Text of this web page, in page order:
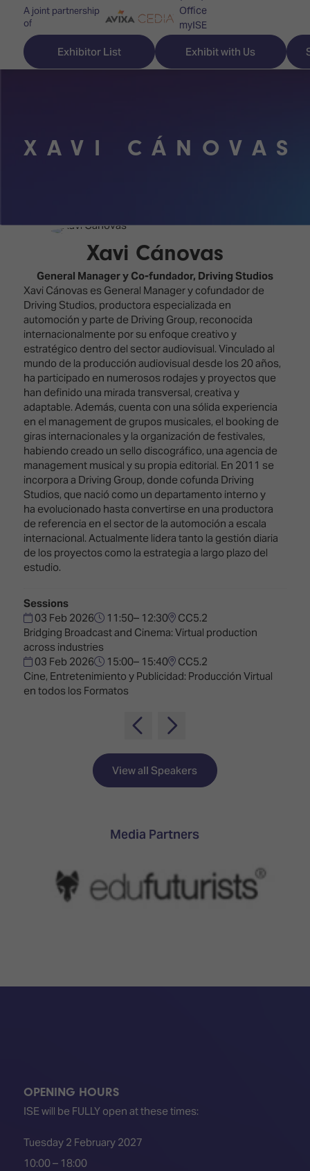
A joint partnership
of
Office
myISE
Contact Us
Exhibitor List Exhibit with Us
Discover
for
time
Audio,
Lighting
&
Staging
Broadcast
Solutions
Digital
Signage
&
DooH
Emerging
Technologies
Multi-
Technology,
Infrastructure
&
Smart
Spaces,
Homes
&
Buildings
Explore
Content
Programme
Technology
Zones
Innovation
Park
ISE
Sound
Experience
Connected
Classroom
Spark
–
Where
Creativity
Meets
Technology
Drone
Design
Awards
ISE
Hackathon
Tech
Tours
Visitor
&
Hours
Book
your
Visitor
Benefits
Programme
What's
on at
ISE
2026?
Your AI
Event
Schedule
Show
LIST
FLOORPLAN
TECHNOLOGY
XAVI CÁNOVAS
Xavi Cánovas
General Manager y Co-fundador, Driving Studios
Xavi Cánovas es General Manager y cofundador de
Driving Studios, productora especializada en
automoción y parte de Driving Group, reconocida
internacionalmente por su enfoque creativo y
estratégico dentro del sector audiovisual. Vinculado al
mundo de la producción audiovisual desde los 20 años,
ha participado en numerosos rodajes y proyectos que
han definido una mirada transversal, creativa y
adaptable. Además, cuenta con una sólida experiencia
en el management de grupos musicales, el booking de
giras internacionales y la organización de festivales,
habiendo creado un sello discográfico, una agencia de
management musical y su propia editorial. En 2011 se
incorpora a Driving Group, donde cofunda Driving
Studios, que nació como un departamento interno y
ha evolucionado hasta convertirse en una productora
de referencia en el sector de la automoción a escala
internacional. Actualmente lidera tanto la gestión diaria
de los proyectos como la estrategia a largo plazo del
estudio.
Sessions
03 Feb 2026
11:50– 12:30 CC5.2
Bridging Broadcast and Cinema: Virtual production
across industries
03 Feb 2026
15:00– 15:40 CC5.2
Cine, Entretenimiento y Publicidad: Producción Virtual
en todos los Formatos
View all Speakers
Media Partners
OPENING HOURS
ISE will be FULLY open at these times:
Tuesday 2 February 2027
10:00 – 18:00